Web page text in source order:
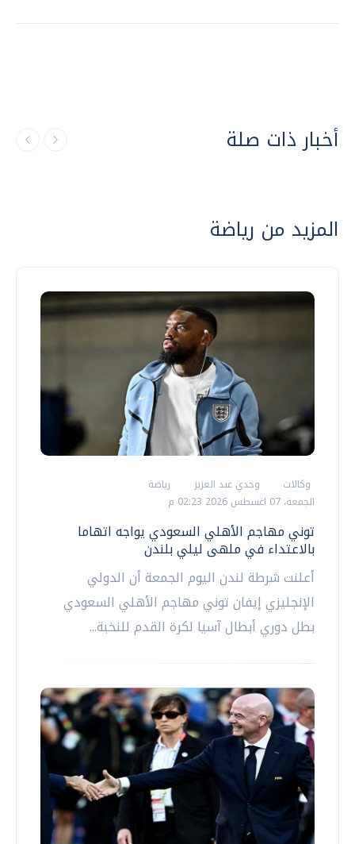
أخبار ذات صلة
المزيد من رياضة
وكالات وجدي عبد العزيز
رياضة
الجمعة، 07 اغسطس 2026 02:23 م
توني مهاجم الأهلي السعودي يواجه اتهاما
بالاعتداء في ملهى ليلي بلندن
أعلنت شرطة لندن اليوم الجمعة أن الدولي
الإنجليزي إيفان ‌توني مهاجم الأهلي السعودي
بطل دوري أبطال آسيا لكرة القدم للنخبة...